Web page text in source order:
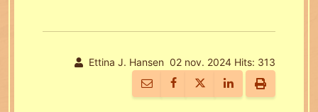
Ettina J. Hansen 02 nov. 2024 Hits: 313